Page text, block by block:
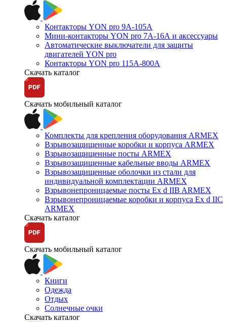
Контакторы YON pro 9А-105А
Мини-контакторы YON pro 7А-16А и аксессуары
Автоматические выключатели для защиты
двигателей YON pro
Контакторы YON pro 115А-800А
Скачать каталог
Скачать мобильный каталог
Комплекты для крепления оборудования ARMEX
Взрывозащищенные коробки и корпуса ARMEX
Взрывозащищенные посты ARMEX
Взрывозащищенные кабельные вводы ARMEX
Взрывозащищенные оболочки из стали для
индивидуальной комплектации ARMEX
Взрывонепроницаемые посты Ex d IIB ARMEX
Взрывонепроницаемые коробки и корпуса Ex d IIС
ARMEX
Скачать каталог
Скачать мобильный каталог
Книги
Одежда
Отдых
Солнечные очки
Скачать каталог